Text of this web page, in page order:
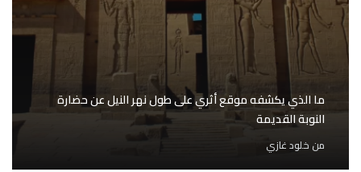
ما الذي يكشفه موقع أثري على طول نهر النيل عن حضارة
النوبة القديمة
من خلود غازي